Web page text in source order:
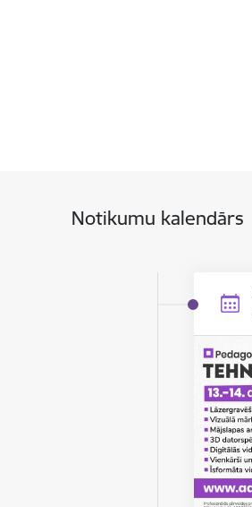
Notikumu kalendārs